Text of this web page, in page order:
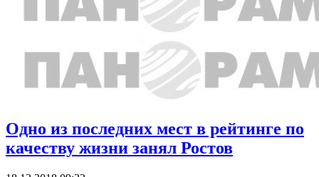
Одно из последних мест в рейтинге по
качеству жизни занял Ростов